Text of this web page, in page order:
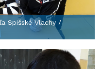
Spišské Vlachy /